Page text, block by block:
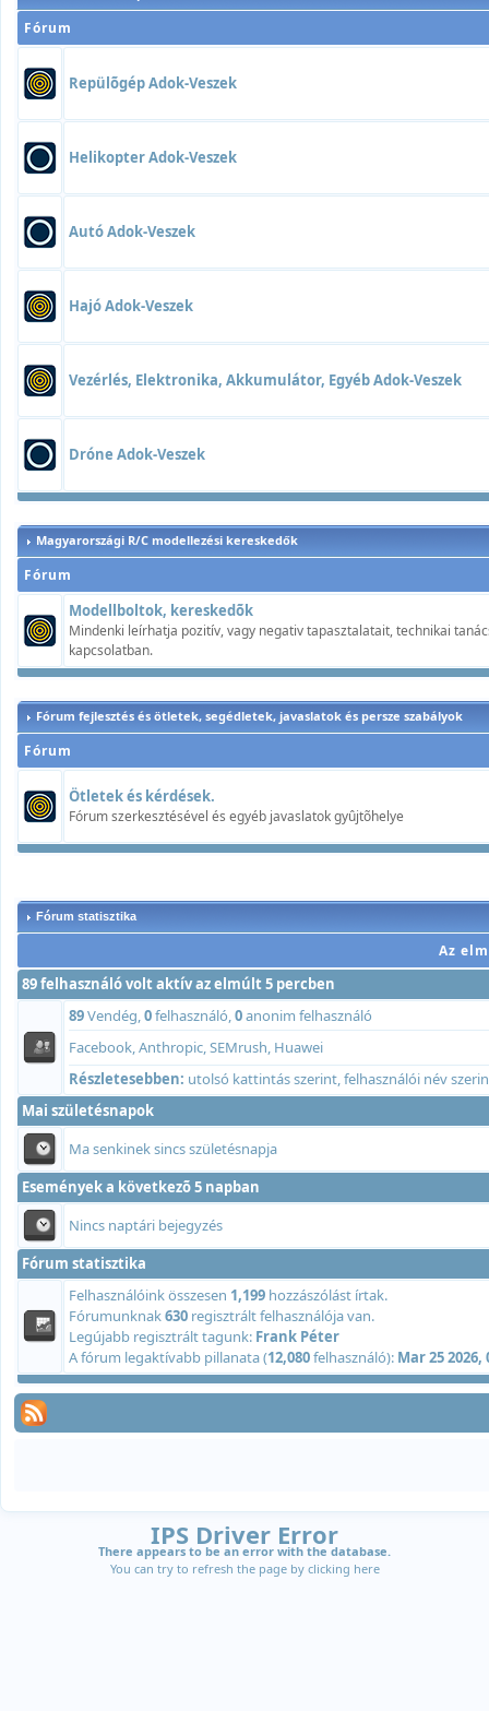
Fórum
Repülõgép Adok-Veszek
Helikopter Adok-Veszek
Autó Adok-Veszek
Hajó Adok-Veszek
Vezérlés, Elektronika, Akkumulátor, Egyéb Adok-Veszek
Dróne Adok-Veszek
Magyarországi R/C modellezési kereskedők
Fórum
Modellboltok, kereskedõk
Mindenki leírhatja pozitív, vagy negativ tapasztalatait, technikai
kapcsolatban.
Fórum fejlesztés és ötletek, segédletek, javaslatok és persze szabályok
Fórum
Ötletek és kérdések.
Fórum szerkesztésével és egyéb javaslatok gyûjtõhelye
Fórum statisztika
Az
89 felhasználó volt aktív az elmúlt 5 percben
89Vendég,0felhasználó,0anonim felhasználó
Facebook, Anthropic, SEMrush, Huawei
Részletesebben: utolsó kattintás szerint,felhasználói név
Mai születésnapok
Ma senkinek sincs születésnapja
Események a következõ 5 napban
Nincs naptári bejegyzés
Fórum statisztika
Felhasználóink összesen 1,199 hozzászólást írtak.
Fórumunknak630 regisztrált felhasználója van.
Legújabb regisztrált tagunk: Frank Péter
A fórum legaktívabb pillanata (12,080felhasználó): Mar 25 2026,
IPS Driver Error
There appears to be an error with the database.
You can try to refresh the page by clicking here